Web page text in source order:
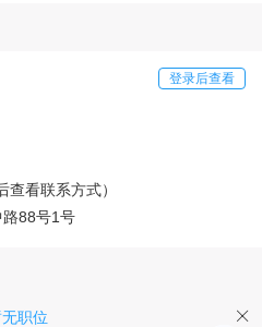
进行创新，获得多项国家专利。
，覆盖工艺创新、合理化建议活
和动力。
来打造更可持续、更先进的下一
息万变的时代下，亦能始终向
登录后查看
查看联系方式）
路88号1号
职位